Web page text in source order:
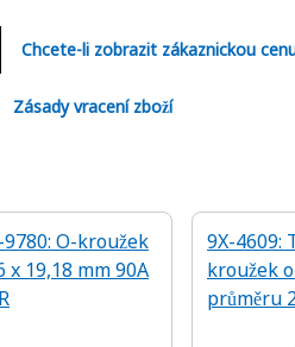
Chcete-li zobrazit zákaznickou
Zásady vracení zboží
O-kroužek
x 19,18 mm 90A
9X-4609:
kroužek
průměru